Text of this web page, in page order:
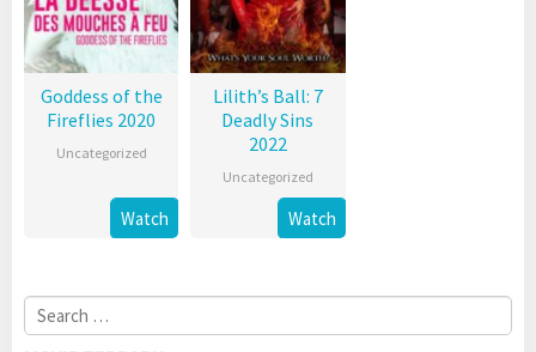
Goddess of the
Fireflies 2020
Uncategorized
Watch
Lilith’s Ball: 7
Deadly Sins
2022
Uncategorized
Watch
Search
for: